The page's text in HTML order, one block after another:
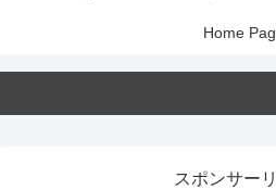
Home
スポンサー